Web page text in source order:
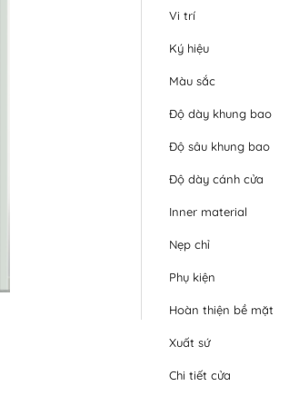
Vi trí
Ký hiệu
Màu sắc
Độ dày khung bao
Độ sâu khung bao
Độ dày cánh cửa
Inner material
Nẹp chỉ
Phụ kiện
Hoàn thiện bề mặt
Xuất sứ
Chi tiết cửa